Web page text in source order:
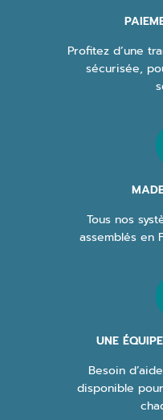
Profitez d’une
sécurisée,
Tous nos
assemblés en
UNE
Besoin
disponible